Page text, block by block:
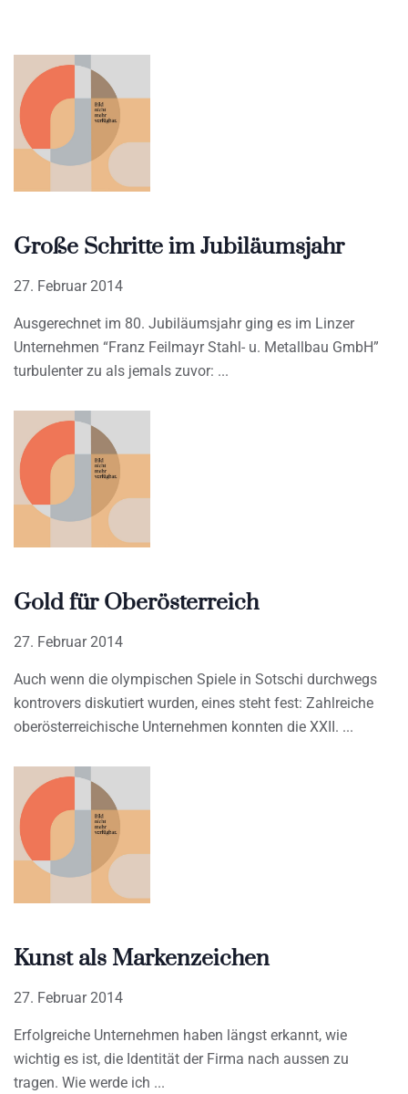
Große Schritte im Jubiläumsjahr
27. Februar 2014
Ausgerechnet im 80. Jubiläumsjahr ging es im Linzer
Unternehmen “Franz Feilmayr Stahl- u. Metallbau GmbH”
turbulenter zu als jemals zuvor:
Gold für Oberösterreich
27. Februar 2014
Auch wenn die olympischen Spiele in Sotschi durchwegs
kontrovers diskutiert wurden, eines steht fest: Zahlreiche
oberösterreichische Unternehmen konnten die XXII.
Kunst als Markenzeichen
27. Februar 2014
Erfolgreiche Unternehmen haben längst erkannt, wie
wichtig es ist, die Identität der Firma nach aussen zu
tragen. Wie werde ich